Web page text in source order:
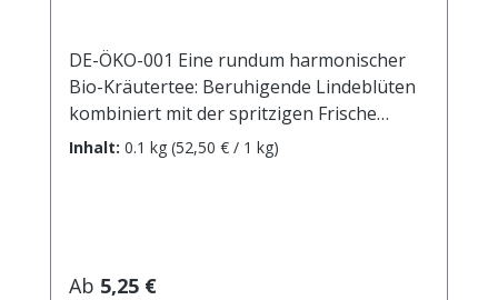
DE-ÖKO-001 Eine rundum harmonischer
Bio-Kräutertee: Beruhigende Lindeblüten
kombiniert mit der spritzigen Frische
frischer Zitronen - diese Mischung kann
Apfelstücke*, Fenchel*, Anis*,
Inhalt: 0.1 kg (52,50 € / 1 kg)
Regulärer Preis:
Ab 5,25 €